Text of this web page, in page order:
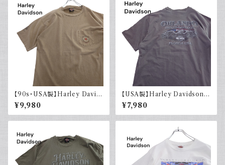
【90s・USA製】Harley David
son ハーレーダビッドソン ポケ
ット付き Tシャツ 古着 フェード
シングルステッチ ベージュ ヴィ
¥9,980
【USA製】Harley Davidson
ハーレーダビッドソン プリントT
シャツ 古着 フェードグレー 00s
イーグル 大きめ
¥7,980